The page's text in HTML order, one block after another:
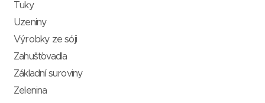
Tuky
Uzeniny
Výrobky ze sóji
Zahušťovadla
Základní suroviny
Zelenina